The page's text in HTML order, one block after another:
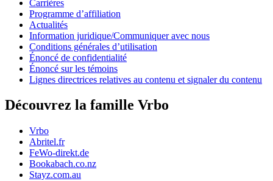
Carrières
Programme d’affiliation
Actualités
Information juridique/Communiquer avec nous
Conditions générales d’utilisation
Énoncé de confidentialité
Énoncé sur les témoins
Lignes directrices relatives au contenu et signaler du contenu
Découvrez la famille Vrbo
Vrbo
Abritel.fr
FeWo-direkt.de
Bookabach.co.nz
Stayz.com.au